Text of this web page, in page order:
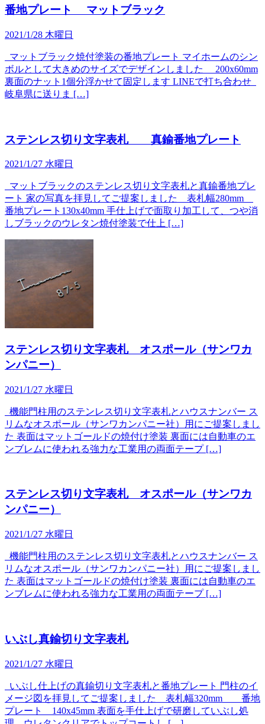
番地プレート マットブラック
2021/1/28 木曜日
マットブラック焼付塗装の番地プレート マイホームのシン
ボルとして大きめのサイズでデザインしました 200x60mm
裏面のナット1個分浮かせて固定します LINEで打ち合わせ
岐阜県に送りま […]
ステンレス切り文字表札 真鍮番地プレート
2021/1/27 水曜日
マットブラックのステンレス切り文字表札と真鍮番地プレ
ート 家の写真を拝見してご提案しました 表札幅280mm
番地プレート130x40mm 手仕上げで面取り加工して、つや消
しブラックのウレタン焼付塗装で仕上 […]
ステンレス切り文字表札 オスポール（サンワカ
ンパニー）
2021/1/27 水曜日
機能門柱用のステンレス切り文字表札とハウスナンバー ス
リムなオスポール（サンワカンパニー社）用にご提案しまし
た 表面はマットゴールドの焼付け塗装 裏面には自動車のエ
ンブレムに使われる強力な工業用の両面テープ […]
ステンレス切り文字表札 オスポール（サンワカ
ンパニー）
2021/1/27 水曜日
機能門柱用のステンレス切り文字表札とハウスナンバー ス
リムなオスポール（サンワカンパニー社）用にご提案しまし
た 表面はマットゴールドの焼付け塗装 裏面には自動車のエ
ンブレムに使われる強力な工業用の両面テープ […]
いぶし真鍮切り文字表札
2021/1/27 水曜日
いぶし仕上げの真鍮切り文字表札と番地プレート 門柱のイ
メージ図を拝見してご提案しました 表札幅320mm 番地
プレート 140x45mm 表面を手仕上げで研磨していぶし処